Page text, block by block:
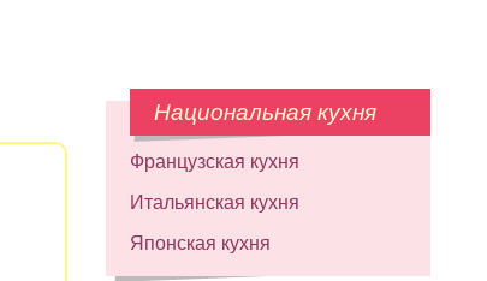
Национальная кухня
Французская кухня
Итальянская кухня
Японская кухня